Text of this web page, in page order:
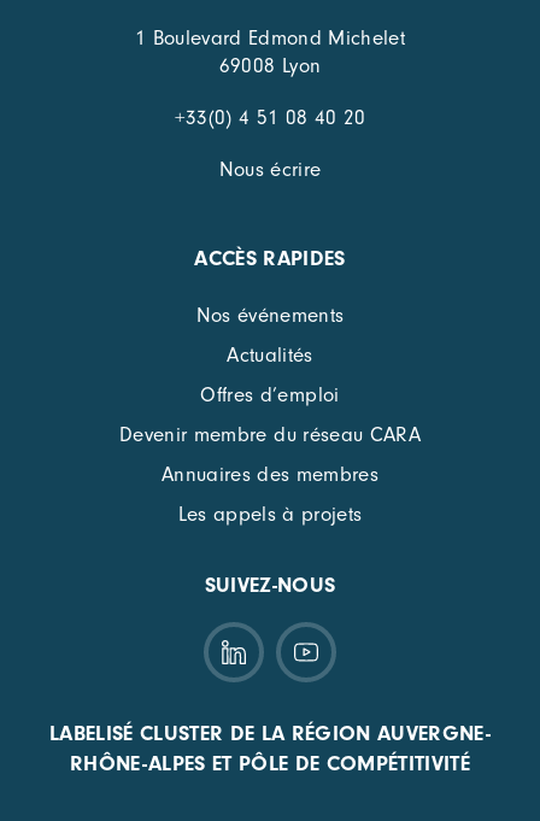
1 Boulevard Edmond Michelet
69008 Lyon
+33(0) 4 51 08 40 20
Nous écrire
ACCÈS RAPIDES
Nos événements
Actualités
Offres d’emploi
Devenir membre du réseau CARA
Annuaires des membres
Les appels à projets
SUIVEZ-NOUS
LABELISÉ CLUSTER DE LA RÉGION AUVERGNE-
RHÔNE-ALPES ET PÔLE DE COMPÉTITIVITÉ